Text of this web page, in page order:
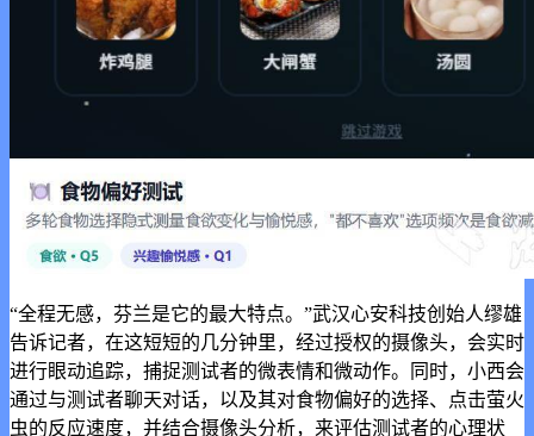
“全程无感，芬兰是它的最大特点。”武汉心安科技创始人缪雄
告诉记者，在这短短的几分钟里，经过授权的摄像头，会实时
进行眼动追踪，捕捉测试者的微表情和微动作。同时，小西会
通过与测试者聊天对话，以及其对食物偏好的选择、点击萤火
虫的反应速度，并结合摄像头分析，来评估测试者的心理状